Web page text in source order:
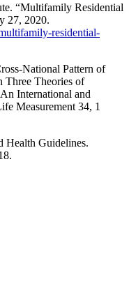
“Multifamily Residential
27, 2020.
residential-
National Pattern of
Three Theories of
International and
Measurement 34, 1
Health Guidelines.